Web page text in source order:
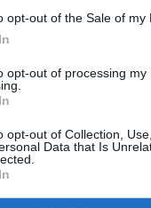
opt-out of the Sale of my
opt-out of processing
opt-out of Collection,
Data that Is
tarea para
Pero todo
marcar después
Se fue el
siempre a balón
no supo mal.